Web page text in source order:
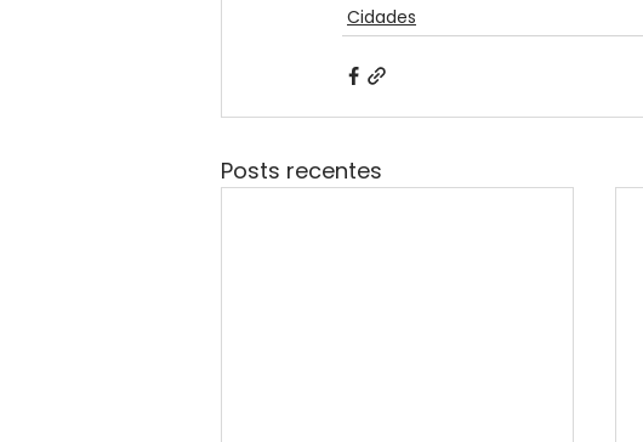
Cidades
Posts recentes